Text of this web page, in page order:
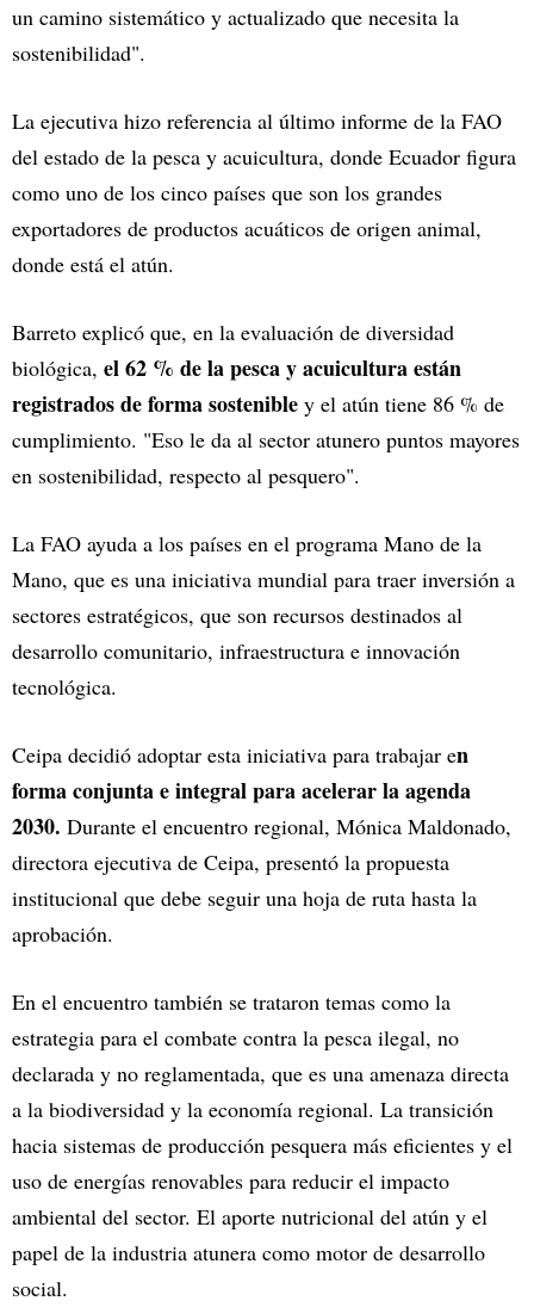
un camino sistemático y actualizado que necesita la
sostenibilidad".
La ejecutiva hizo referencia al último informe de la FAO
del estado de la pesca y acuicultura, donde Ecuador figura
como uno de los cinco países que son los grandes
exportadores de productos acuáticos de origen animal,
donde está el atún.
Barreto explicó que, en la evaluación de diversidad
biológica, el 62 % de la pesca y acuicultura están
registrados de forma sostenible y el atún tiene 86 % de
cumplimiento. "Eso le da al sector atunero puntos mayores
en sostenibilidad, respecto al pesquero".
La FAO ayuda a los países en el programa Mano de la
Mano, que es una iniciativa mundial para traer inversión a
sectores estratégicos, que son recursos destinados al
desarrollo comunitario, infraestructura e innovación
tecnológica.
Ceipa decidió adoptar esta iniciativa para trabajar en
forma conjunta e integral para acelerar la agenda
2030. Durante el encuentro regional, Mónica Maldonado,
directora ejecutiva de Ceipa, presentó la propuesta
institucional que debe seguir una hoja de ruta hasta la
aprobación.
En el encuentro también se trataron temas como la
estrategia para el combate contra la pesca ilegal, no
declarada y no reglamentada, que es una amenaza directa
a la biodiversidad y la economía regional. La transición
hacia sistemas de producción pesquera más eficientes y el
uso de energías renovables para reducir el impacto
ambiental del sector. El aporte nutricional del atún y el
papel de la industria atunera como motor de desarrollo
social.